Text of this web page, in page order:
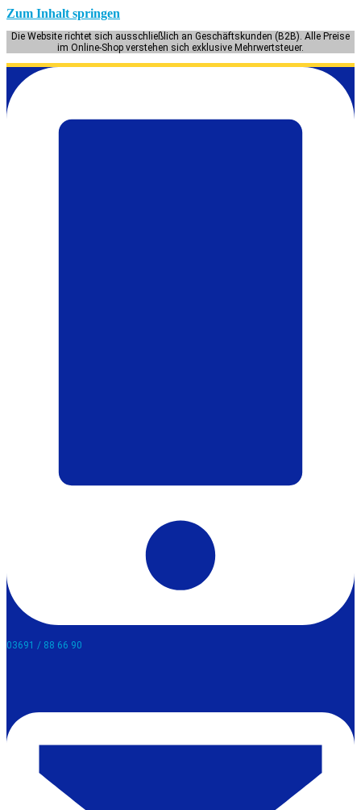
Zum Inhalt springen
Die Website richtet sich ausschließlich an Geschäftskunden (B2B). Alle Preise
im Online-Shop verstehen sich exklusive Mehrwertsteuer.
03691 / 88 66 90​